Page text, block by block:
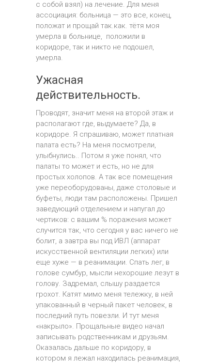
с собой взял) на лечение. Для меня
ассоциация: больница — это все, конец,
положат и прощай так.как. тётя моя
умерла в больнице, положили в
коридоре, так и никто не подошел,
умерла.
Ужасная
действительность.
Проводят, значит меня на второй этаж и
располагают где, выдумаете? Да, в
коридоре. Я спрашиваю, может платная
палата есть? На меня посмотрели,
улыбнулись.. Потом я уже понял, что
палаты то может и есть, но не для
простых холопов. А так все помещения
уже переоборудованы, даже столовые и
буфеты, люди там расположены. Пришел
заведующий отделением и напугал до
чертиков: с вашим % поражения может
случится так, что сегодня у вас ничего не
болит, а завтра вы под ИВЛ (аппарат
искусственной вентиляции легких) или
еще хуже — в реанимации. Спать лег, в
голове сумбур, мысли нехорошие лезут в
голову. Задремал, слышу раздается
грохот. Катят мимо меня тележку, в ней
упакованный в черный пакет человек, в
последний путь повезли. И тут меня
«накрыло». Прощальные видео начал
записывать родственникам и друзьям.
Оказалась дальше по коридору, в
котором я лежал находилась реанимация,